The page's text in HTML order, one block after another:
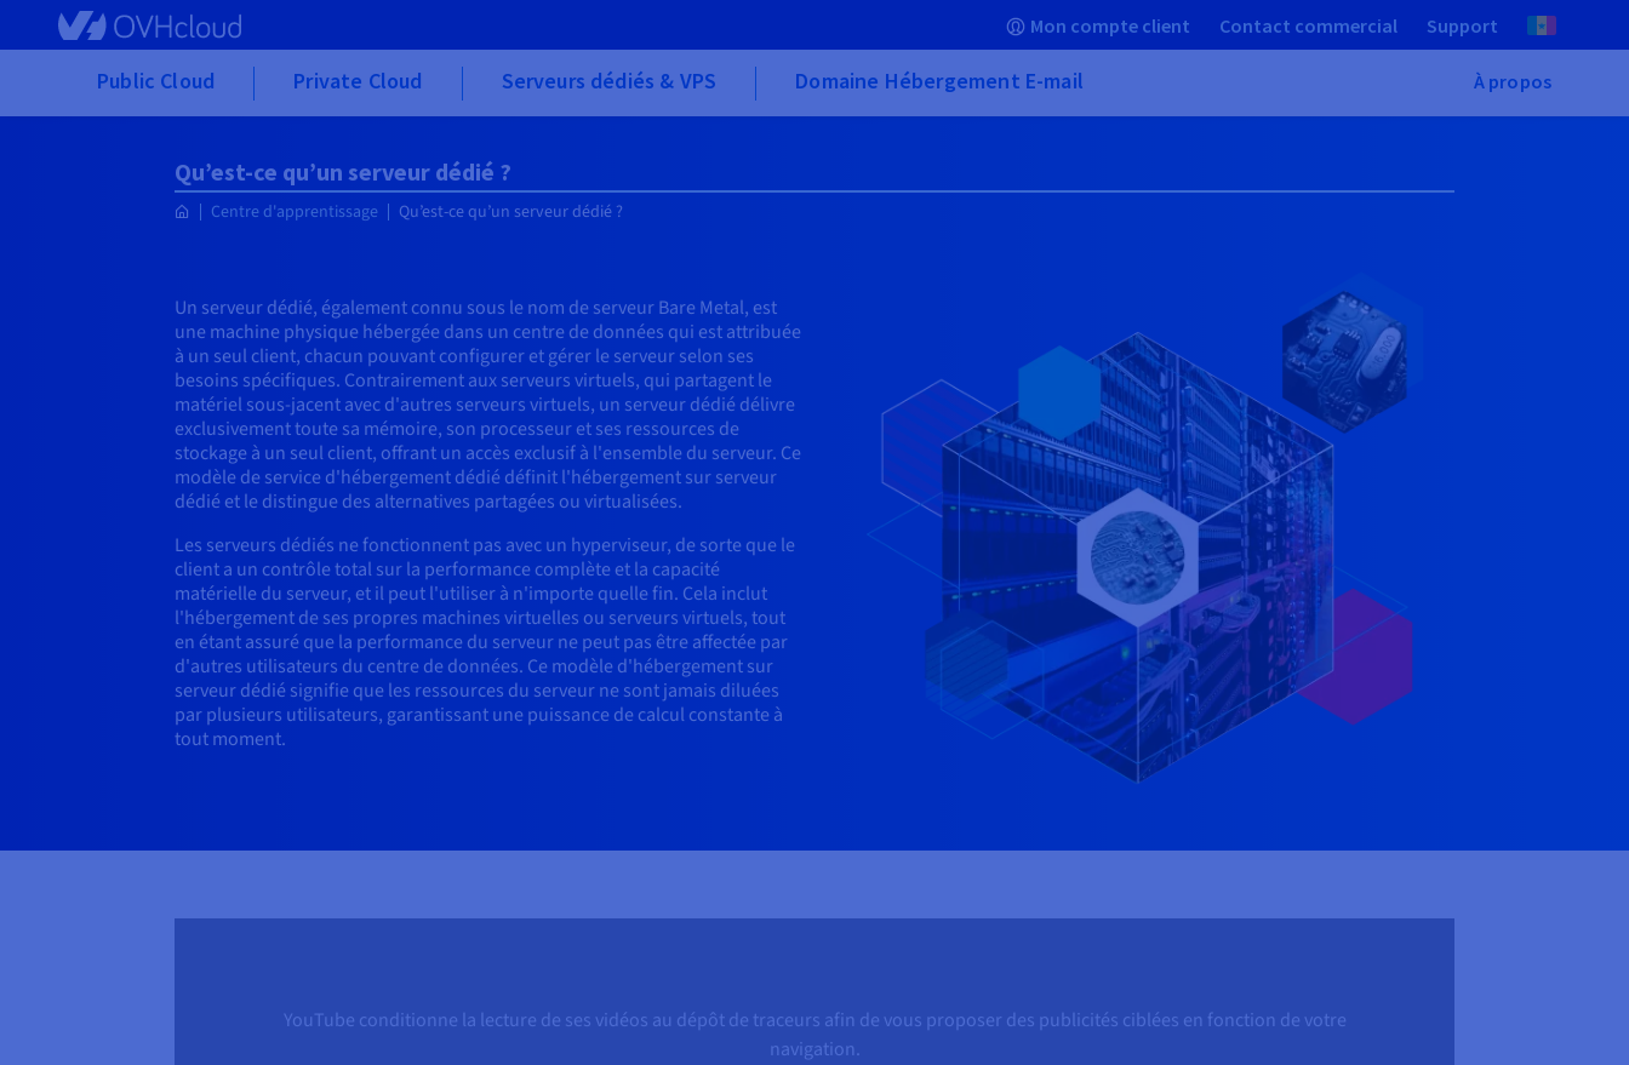
Skip to main content Mon compte client Contact commercial Support
Public Cloud Private Cloud Serveurs dédiés & VPS Domaine Hébergement E-mail À propos
Qu’est-ce qu’un serveur dédié ?
Centre d'apprentissage Qu’est-ce qu’un serveur dédié ?
Un serveur dédié, également connu sous le nom de serveur Bare Metal, est
une machine physique hébergée dans un centre de données qui est attribuée
à un seul client, chacun pouvant configurer et gérer le serveur selon ses
besoins spécifiques. Contrairement aux serveurs virtuels, qui partagent le
matériel sous-jacent avec d'autres serveurs virtuels, un serveur dédié délivre
exclusivement toute sa mémoire, son processeur et ses ressources de
stockage à un seul client, offrant un accès exclusif à l'ensemble du serveur. Ce
modèle de service d'hébergement dédié définit l'hébergement sur serveur
dédié et le distingue des alternatives partagées ou virtualisées.
Les serveurs dédiés ne fonctionnent pas avec un hyperviseur, de sorte que le
client a un contrôle total sur la performance complète et la capacité
matérielle du serveur, et il peut l'utiliser à n'importe quelle fin. Cela inclut
l'hébergement de ses propres machines virtuelles ou serveurs virtuels, tout
en étant assuré que la performance du serveur ne peut pas être affectée par
d'autres utilisateurs du centre de données. Ce modèle d'hébergement sur
serveur dédié signifie que les ressources du serveur ne sont jamais diluées
par plusieurs utilisateurs, garantissant une puissance de calcul constante à
tout moment.
YouTube conditionne la lecture de ses vidéos au dépôt de traceurs afin de vous proposer des publicités ciblées en fonction de votre
navigation.